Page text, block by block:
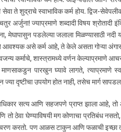
सेवा ते शुद्राचे स्वाभाविक कर्म होय. द्विज-
अर्जुना! ज्याप्रमाणे शब्दादी विषय श्रोतादी
मेघापासुन पडलेल्या जलाला मिळण्यासाठी
आवश्यक असे कर्म आहे, ते केले असता गोऱ्या अंगास
कर्माचे, शास्त्रामध्ये वर्णन
पारखुन घ्यावे लागते, त्याप्रमाणे
ज्या दृष्टीचा उपयोग होत नाही, तसेच मार्ग
सत्य आणि सहजपणे प्राप्त झाला आहे,
तो ठेवा घेण्याविषयी मग कोणाचा प्रतिबंध
करतो. पण आळस टाकुन आणि फळाची इच्छा